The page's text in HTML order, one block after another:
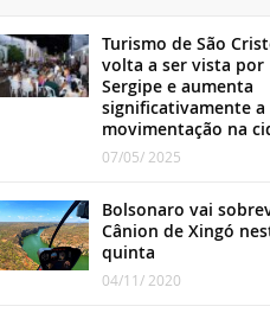
Turismo de São
volta a ser vista por
Sergipe e aumenta
significativamente a
movimentação na
07/05/ 2025
Bolsonaro vai
Cânion de Xingó
quinta
04/11/ 2020